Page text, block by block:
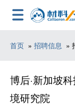
首页 » 招聘信息 »
博后·新加坡
境研究院